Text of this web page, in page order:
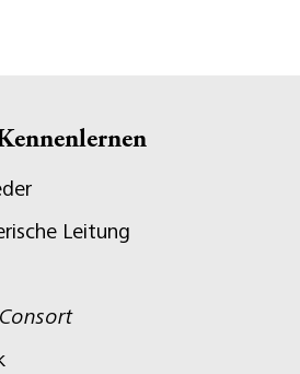
Leitung
Consort